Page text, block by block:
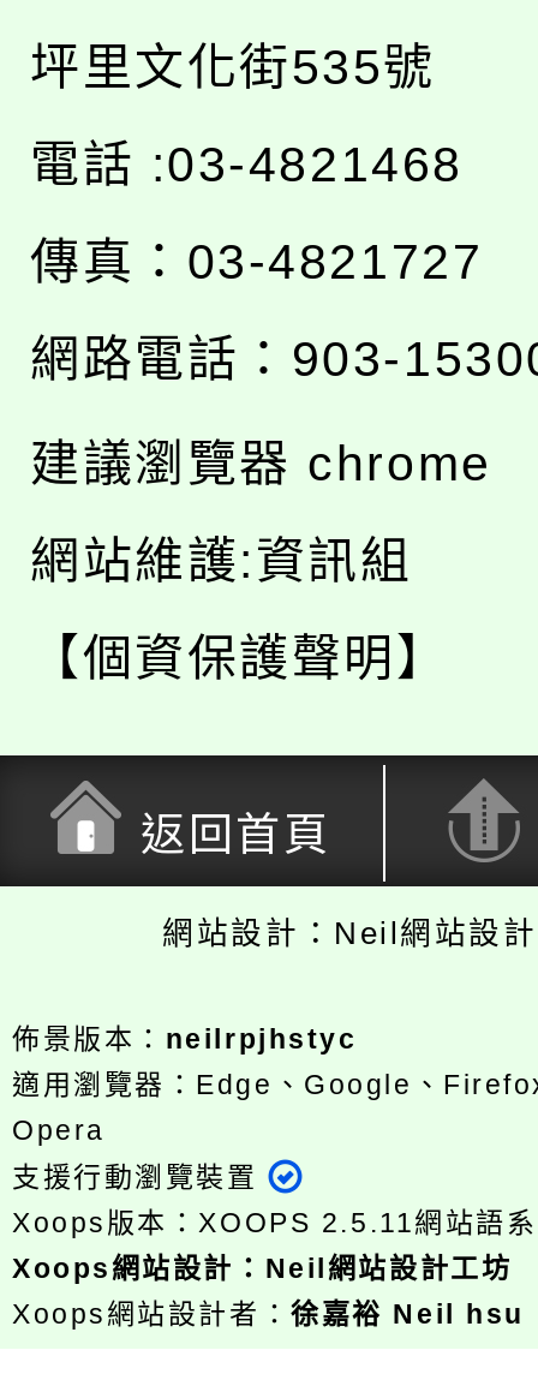
坪里文化街535號
電話 :03-4821468
傳真：03-4821727
網路電話：903-
建議瀏覽器 chrome
網站維護:資訊組
【個資保護聲明】
返回首頁
網站設計：Neil網站設
佈景版本： neilrpjhstyc
適用瀏覽器：Edge、Google、
Opera
支援行動瀏覽裝置
Xoops版本： XOOPS 2.5.11網站語
Xoops網站設計 ： Neil網站設計工坊
Xoops網站設計者：徐嘉裕 Neil hsu